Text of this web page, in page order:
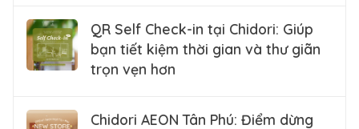
QR Self Check-in tại Chidori: Giúp
bạn tiết kiệm thời gian và thư giãn
trọn vẹn hơn
Chidori AEON Tân Phú: Điểm dừng